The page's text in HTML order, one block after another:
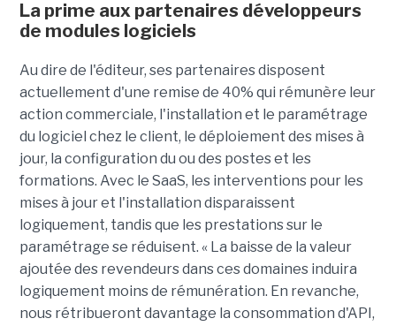
La prime aux partenaires développeurs
de modules logiciels
Au dire de l'éditeur, ses partenaires disposent
actuellement d'une remise de 40% qui rémunère leur
action commerciale, l'installation et le paramétrage
du logiciel chez le client, le déploiement des mises à
jour, la configuration du ou des postes et les
formations. Avec le SaaS, les interventions pour les
mises à jour et l'installation disparaissent
logiquement, tandis que les prestations sur le
paramétrage se réduisent. « La baisse de la valeur
ajoutée des revendeurs dans ces domaines induira
logiquement moins de rémunération. En revanche,
nous rétribueront davantage la consommation d'API,